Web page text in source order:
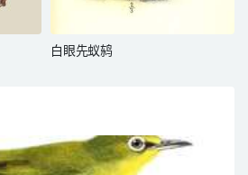
白眼先蚁鸫